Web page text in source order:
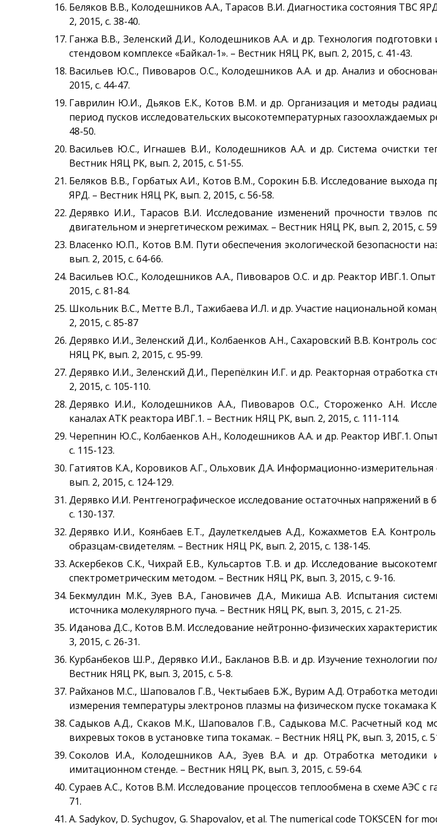
Беляков В.В., Колодешников А.А., Тарасов В.И. Диагностика состояния ТВС
2, 2015, с. 38-40.
Ганжа В.В., Зеленский Д.И., Колодешников А.А. и др. Технология
стендовом комплексе «Байкал-1». – Вестник НЯЦ РК, вып. 2, 2015, с. 41-43.
Васильев Ю.С., Пивоваров О.С., Колодешников А.А. и др. Анализ и
2015, с. 44-47.
Гаврилин Ю.И., Дьяков Е.К., Котов В.М. и др. Организация и методы
период пусков исследовательских высокотемпературных
48-50.
Васильев Ю.С., Игнашев В.И., Колодешников А.А. и др. Система очистки
Вестник НЯЦ РК, вып. 2, 2015, с. 51-55.
Беляков В.В., Горбатых А.И., Котов В.М., Сорокин Б.В. Исследование выхода
ЯРД. – Вестник НЯЦ РК, вып. 2, 2015, с. 56-58.
Дерявко И.И., Тарасов В.И. Исследование изменений прочности твэлов
двигательном и энергетическом режимах. – Вестник НЯЦ РК, вып. 2, 2015, с.
Власенко Ю.П., Котов В.М. Пути обеспечения экологической безопасности
вып. 2, 2015, с. 64-66.
Васильев Ю.С., Колодешников А.А., Пивоваров О.С. и др. Реактор ИВГ.1.
2015, с. 81-84.
Школьник В.С., Метте В.Л., Тажибаева И.Л. и др. Участие национальной
2, 2015, с. 85-87
Дерявко И.И., Зеленский Д.И., Колбаенков А.Н., Сахаровский В.В. Контроль
НЯЦ РК, вып. 2, 2015, с. 95-99.
Дерявко И.И., Зеленский Д.И., Перепёлкин И.Г. и др. Реакторная отработка
2, 2015, с. 105-110.
Дерявко И.И., Колодешников А.А., Пивоваров О.С., Стороженко А.Н.
каналах АТК реактора ИВГ.1. – Вестник НЯЦ РК, вып. 2, 2015, с. 111-114.
Черепнин Ю.С., Колбаенков А.Н., Колодешников А.А. и др. Реактор ИВГ.1.
с. 115-123.
Гатиятов К.А., Коровиков А.Г., Ольховик Д.А. Информационно-
вып. 2, 2015, с. 124-129.
Дерявко И.И. Рентгенографическое исследование остаточных напряжений
с. 130-137.
Дерявко И.И., Коянбаев Е.Т., Даулеткелдыев А.Д., Кожахметов Е.А.
образцам-свидетелям. – Вестник НЯЦ РК, вып. 2, 2015, с. 138-145.
Аскербеков С.К., Чихрай Е.В., Кульсартов Т.В. и др. Исследование
спектрометрическим методом. – Вестник НЯЦ РК, вып. 3, 2015, с. 9-16.
Бекмулдин М.К., Зуев В.А., Гановичев Д.А., Микиша А.В. Испытания
источника молекулярного пуча. – Вестник НЯЦ РК, вып. 3, 2015, с. 21-25.
Иданова Д.С., Котов В.М. Исследование нейтронно-физических
3, 2015, с. 26-31.
Курбанбеков Ш.Р., Дерявко И.И., Бакланов В.В. и др. Изучение технологии
Вестник НЯЦ РК, вып. 3, 2015, с. 5-8.
Райханов М.С., Шаповалов Г.В., Чектыбаев Б.Ж., Вурим А.Д. Отработка
измерения температуры электронов плазмы на физическом пуске токамака
Садыков А.Д., Скаков М.К., Шаповалов Г.В., Садыкова М.С. Расчетный код
вихревых токов в установке типа токамак. – Вестник НЯЦ РК, вып. 3,
Соколов И.А., Колодешников А.А., Зуев В.А. и др. Отработка методики
имитационном стенде. – Вестник НЯЦ РК, вып. 3, 2015, с. 59-64.
Сураев А.С., Котов В.М. Исследование процессов теплообмена в схеме АЭС
71.
A. Sadykov, D. Sychugov, G. Shapovalov, et al. The numerical code TOKSCEN for